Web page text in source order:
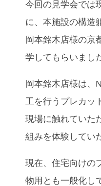
今回の見学会では
に、本施設の構造
岡本銘木店様の京
学してもらいまし
岡本銘木店様は、
工を行うプレカッ
現場に触れていた
組みを体験してい
現在、住宅向けの
物用とも一般化し